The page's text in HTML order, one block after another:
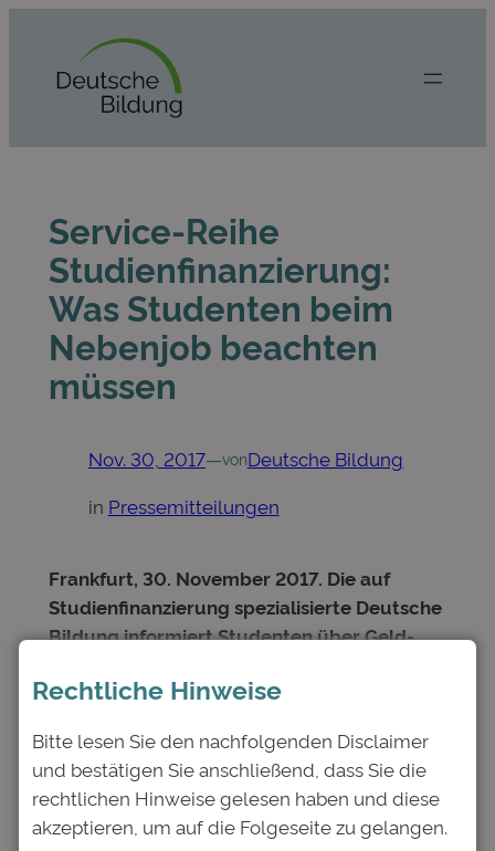
springen
Service-Reihe
Studienfinanzierung:
Was Studenten beim
Nebenjob beachten
müssen
Nov. 30, 2017—vonDeutsche Bildung
in Pressemitteilungen
Frankfurt, 30. November 2017. Die auf
Studienfinanzierung spezialisierte Deutsche
Bildung informiert Studenten über Geld-
Zusammenhang Service-Tipps heraus.
Studium, 81 Prozent von ihnen sagen sogar,
dass sie auf den Job absolut angewiesen
sind. Das hat die Deutsche Bildung in ihrem
CampusBarometer ermittelt, an dem über
Rechtliche Hinweise
Bitte lesen Sie den nachfolgenden Disclaimer
und bestätigen Sie anschließend, dass Sie die
rechtlichen Hinweise gelesen haben und diese
akzeptieren, um auf die Folgeseite zu gelangen.